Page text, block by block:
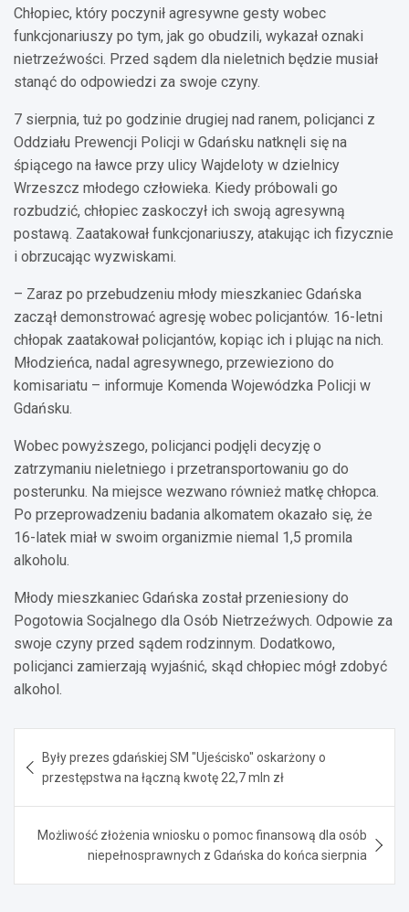
Chłopiec, który poczynił agresywne gesty wobec
funkcjonariuszy po tym, jak go obudzili, wykazał oznaki
nietrzeźwości. Przed sądem dla nieletnich będzie musiał
stanąć do odpowiedzi za swoje czyny.
7 sierpnia, tuż po godzinie drugiej nad ranem, policjanci z
Oddziału Prewencji Policji w Gdańsku natknęli się na
śpiącego na ławce przy ulicy Wajdeloty w dzielnicy
Wrzeszcz młodego człowieka. Kiedy próbowali go
rozbudzić, chłopiec zaskoczył ich swoją agresywną
postawą. Zaatakował funkcjonariuszy, atakując ich fizycznie
i obrzucając wyzwiskami.
– Zaraz po przebudzeniu młody mieszkaniec Gdańska
zaczął demonstrować agresję wobec policjantów. 16-letni
chłopak zaatakował policjantów, kopiąc ich i plując na nich.
Młodzieńca, nadal agresywnego, przewieziono do
komisariatu – informuje Komenda Wojewódzka Policji w
Gdańsku.
Wobec powyższego, policjanci podjęli decyzję o
zatrzymaniu nieletniego i przetransportowaniu go do
posterunku. Na miejsce wezwano również matkę chłopca.
Po przeprowadzeniu badania alkomatem okazało się, że
16-latek miał w swoim organizmie niemal 1,5 promila
alkoholu.
Młody mieszkaniec Gdańska został przeniesiony do
Pogotowia Socjalnego dla Osób Nietrzeźwych. Odpowie za
swoje czyny przed sądem rodzinnym. Dodatkowo,
policjanci zamierzają wyjaśnić, skąd chłopiec mógł zdobyć
alkohol.
wpisu
Były prezes gdańskiej SM "Ujeścisko" oskarżony o
przestępstwa na łączną kwotę 22,7 mln zł
Możliwość złożenia wniosku o pomoc finansową dla osób
niepełnosprawnych z Gdańska do końca sierpnia